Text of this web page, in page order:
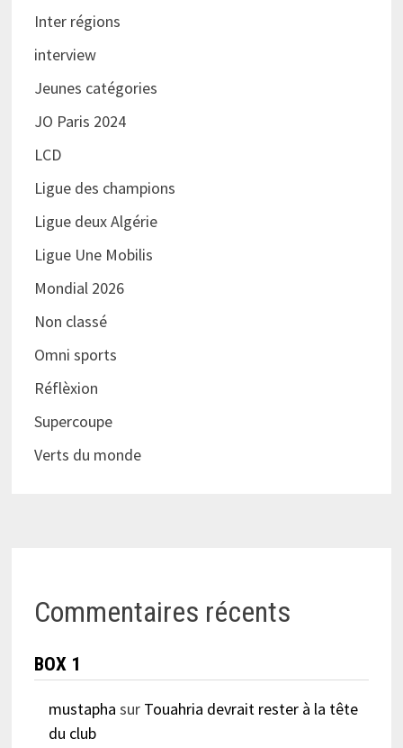
Inter régions
interview
Jeunes catégories
JO Paris 2024
LCD
Ligue des champions
Ligue deux Algérie
Ligue Une Mobilis
Mondial 2026
Non classé
Omni sports
Réflèxion
Supercoupe
Verts du monde
Commentaires récents
BOX 1
mustapha sur Touahria devrait rester à la tête
du club